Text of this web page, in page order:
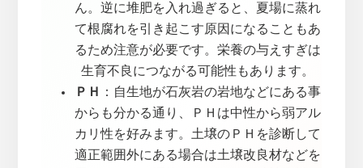
ん。逆に堆肥を入れ過ぎると、夏場に蒸れ
て根腐れを引き起こす原因になることもあ
るため注意が必要です。栄養の与えすぎは
生育不良につながる可能性もあります。
ＰＨ
：自生地が石灰岩の岩地などにある事
からも分かる通り、ＰＨは中性から弱アル
カリ性を好みます。土壌のＰＨを診断して
適正範囲外にある場合は土壌改良材などを